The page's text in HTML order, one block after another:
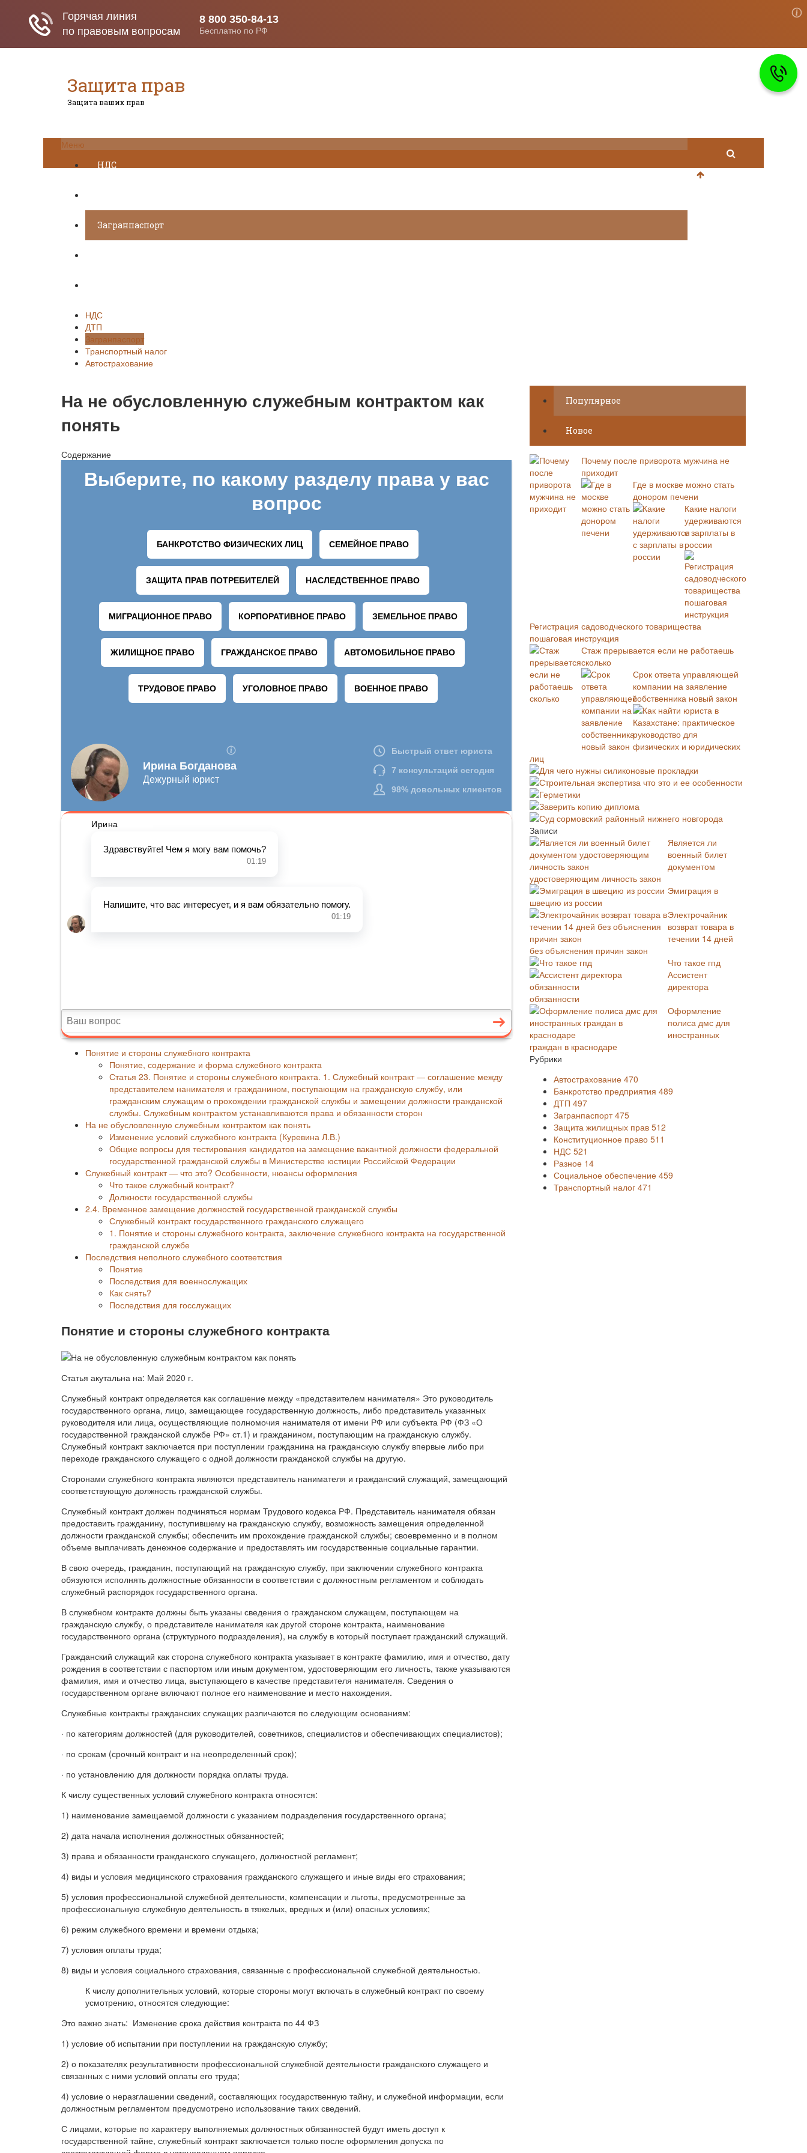
Защита прав
Защита ваших прав
Меню
НДС
Загранпаспорт
НДС
ДТП
Загранпаспорт
Транспортный налог
Автострахование
На не обусловленную служебным контрактом как
понять
Содержание
Понятие и стороны служебного контракта
Понятие, содержание и форма служебного контракта
Статья 23. Понятие и стороны служебного контракта. 1. Служебный контракт — соглашение между
представителем нанимателя и гражданином, поступающим на гражданскую службу, или
гражданским служащим о прохождении гражданской службы и замещении должности гражданской
службы. Служебным контрактом устанавливаются права и обязанности сторон
На не обусловленную служебным контрактом как понять
Изменение условий служебного контракта (Куревина Л.В.)
Общие вопросы для тестирования кандидатов на замещение вакантной должности федеральной
государственной гражданской службы в Министерстве юстиции Российской Федерации
Служебный контракт — что это? Особенности, нюансы оформления
Что такое служебный контракт?
Должности государственной службы
2.4. Временное замещение должностей государственной гражданской службы
Служебный контракт государственного гражданского служащего
1. Понятие и стороны служебного контракта, заключение служебного контракта на государственной
гражданской службе
Последствия неполного служебного соответствия
Понятие
Последствия для военнослужащих
Как снять?
Последствия для госслужащих
Понятие и стороны служебного контракта
Статья акутальна на: Май 2020 г.
Служебный контракт определяется как соглашение между «представителем нанимателя» Это руководитель
государственного органа, лицо, замещающее государственную должность, либо представитель указанных
руководителя или лица, осуществляющие полномочия нанимателя от имени РФ или субъекта РФ (ФЗ «О
государственной гражданской службе РФ» ст.1) и гражданином, поступающим на гражданскую службу.
Служебный контракт заключается при поступлении гражданина на гражданскую службу впервые либо при
переходе гражданского служащего с одной должности гражданской службы на другую.
Сторонами служебного контракта являются представитель нанимателя и гражданский служащий, замещающий
соответствующую должность гражданской службы.
Служебный контракт должен подчиняться нормам Трудового кодекса РФ. Представитель нанимателя обязан
предоставить гражданину, поступившему на гражданскую службу, возможность замещения определенной
должности гражданской службы; обеспечить им прохождение гражданской службы; своевременно и в полном
объеме выплачивать денежное содержание и предоставлять им государственные социальные гарантии.
В свою очередь, гражданин, поступающий на гражданскую службу, при заключении служебного контракта
обязуются исполнять должностные обязанности в соответствии с должностным регламентом и соблюдать
служебный распорядок государственного органа.
В служебном контракте должны быть указаны сведения о гражданском служащем, поступающем на
гражданскую службу, о представителе нанимателя как другой стороне контракта, наименование
государственного органа (структурного подразделения), на службу в который поступает гражданский служащий.
Гражданский служащий как сторона служебного контракта указывает в контракте фамилию, имя и отчество, дату
рождения в соответствии с паспортом или иным документом, удостоверяющим его личность, также указываются
фамилия, имя и отчество лица, выступающего в качестве представителя нанимателя. Сведения о
государственном органе включают полное его наименование и место нахождения.
Служебные контракты гражданских служащих различаются по следующим основаниям:
· по категориям должностей (для руководителей, советников, специалистов и обеспечивающих специалистов);
· по срокам (срочный контракт и на неопределенный срок);
· по установлению для должности порядка оплаты труда.
К числу существенных условий служебного контракта относятся:
1) наименование замещаемой должности с указанием подразделения государственного органа;
2) дата начала исполнения должностных обязанностей;
3) права и обязанности гражданского служащего, должностной регламент;
4) виды и условия медицинского страхования гражданского служащего и иные виды его страхования;
5) условия профессиональной служебной деятельности, компенсации и льготы, предусмотренные за
профессиональную служебную деятельность в тяжелых, вредных и (или) опасных условиях;
6) режим служебного времени и времени отдыха;
7) условия оплаты труда;
8) виды и условия социального страхования, связанные с профессиональной служебной деятельностью.
К числу дополнительных условий, которые стороны могут включать в служебный контракт по своему
усмотрению, относятся следующие:
Это важно знать: Изменение срока действия контракта по 44 ФЗ
1) условие об испытании при поступлении на гражданскую службу;
2) о показателях результативности профессиональной служебной деятельности гражданского служащего и
связанных с ними условий оплаты его труда;
4) условие о неразглашении сведений, составляющих государственную тайну, и служебной информации, если
должностным регламентом предусмотрено использование таких сведений.
С лицами, которые по характеру выполняемых должностных обязанностей будут иметь доступ к
государственной тайне, служебный контракт заключается только после оформления допуска по
Популярное
Новое
Почему после приворота мужчина не
приходит
Где в москве можно стать
донором печени
Какие налоги
удерживаются
с зарплаты в
россии
Регистрация садоводческого товарищества
пошаговая инструкция
Стаж прерывается если не работаешь
сколько
Срок ответа управляющей
компании на заявление
собственника новый закон
Как найти юриста в
Казахстане: практическое
руководство для
физических и юридических
лиц
Для чего нужны силиконовые прокладки
Строительная экспертиза что это и ее особенности
Герметики
Заверить копию диплома
Суд сормовский районный нижнего новгорода
Записи
Является ли
военный билет
документом
удостоверяющим личность закон
Эмиграция в
швецию из россии
Электрочайник
возврат товара в
течении 14 дней
без объяснения причин закон
Что такое гпд
Ассистент
директора
обязанности
Оформление
полиса дмс для
иностранных
граждан в краснодаре
Рубрики
Автострахование 470
Банкротство предприятия 489
ДТП 497
Загранпаспорт475
Защита жилищных прав 512
Конституционное право 511
НДС 521
Разное 14
Социальное обеспечение 459
Транспортный налог 471